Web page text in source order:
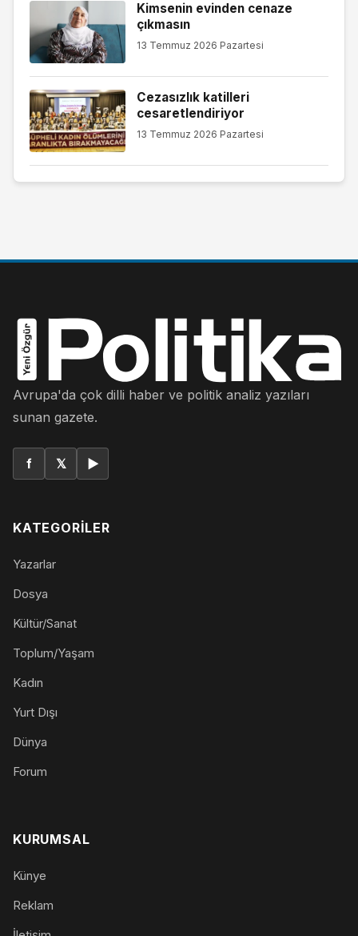
Kimsenin evinden cenaze
çıkmasın
13 Temmuz 2026 Pazartesi
Cezasızlık katilleri
cesaretlendiriyor
13 Temmuz 2026 Pazartesi
Avrupa'da çok dilli haber ve politik analiz yazıları
sunan gazete.
f 𝕏 ▶
KATEGORILER
Yazarlar
Dosya
Kültür/Sanat
Toplum/Yaşam
Kadın
Yurt Dışı
Dünya
Forum
KURUMSAL
Künye
Reklam